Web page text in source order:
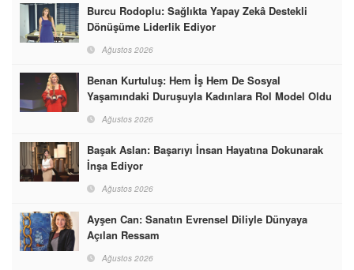
Burcu Rodoplu: Sağlıkta Yapay Zekâ Destekli
Dönüşüme Liderlik Ediyor
Ağustos 2026
Benan Kurtuluş: Hem İş Hem De Sosyal
Yaşamındaki Duruşuyla Kadınlara Rol Model Oldu
Ağustos 2026
Başak Aslan: Başarıyı İnsan Hayatına Dokunarak
İnşa Ediyor
Ağustos 2026
Ayşen Can: Sanatın Evrensel Diliyle Dünyaya
Açılan Ressam
Ağustos 2026